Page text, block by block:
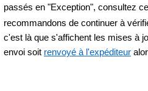
passés en "Exception", consultez
recommandons de continuer à
c'est là que s'affichent les mises à
envoi soit renvoyé à l'expéditeur